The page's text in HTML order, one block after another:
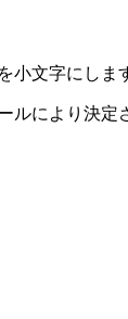
小文字にしま
ルにより決